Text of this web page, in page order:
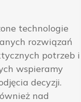
technologie
rozwiązań
potrzeb i
wspieramy
decyzji.
nad